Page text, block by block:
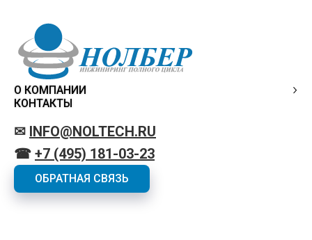
О КОМПАНИИ
КОНТАКТЫ
✉ INFO@NOLTECH.RU
☎ +7 (495) 181-03-23
ОБРАТНАЯ СВЯЗЬ